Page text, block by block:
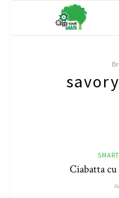
Ciabatta